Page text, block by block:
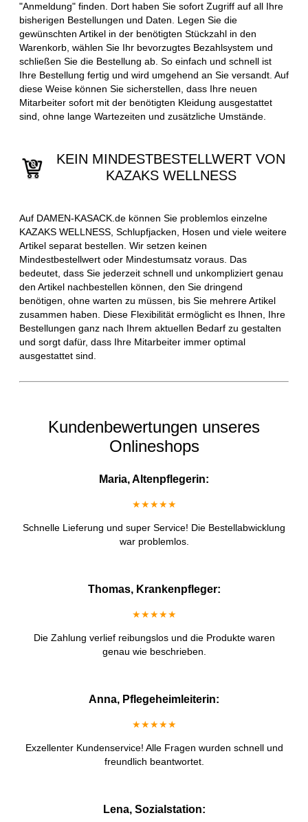
"Anmeldung" finden. Dort haben Sie sofort Zugriff auf all Ihre
bisherigen Bestellungen und Daten. Legen Sie die
gewünschten Artikel in der benötigten Stückzahl in den
Warenkorb, wählen Sie Ihr bevorzugtes Bezahlsystem und
schließen Sie die Bestellung ab. So einfach und schnell ist
Ihre Bestellung fertig und wird umgehend an Sie versandt. Auf
diese Weise können Sie sicherstellen, dass Ihre neuen
Mitarbeiter sofort mit der benötigten Kleidung ausgestattet
sind, ohne lange Wartezeiten und zusätzliche Umstände.
KEIN MINDESTBESTELLWERT VON
KAZAKS WELLNESS
Auf DAMEN-KASACK.de können Sie problemlos einzelne
KAZAKS WELLNESS, Schlupfjacken, Hosen und viele weitere
Artikel separat bestellen. Wir setzen keinen
Mindestbestellwert oder Mindestumsatz voraus. Das
bedeutet, dass Sie jederzeit schnell und unkompliziert genau
den Artikel nachbestellen können, den Sie dringend
benötigen, ohne warten zu müssen, bis Sie mehrere Artikel
zusammen haben. Diese Flexibilität ermöglicht es Ihnen, Ihre
Bestellungen ganz nach Ihrem aktuellen Bedarf zu gestalten
und sorgt dafür, dass Ihre Mitarbeiter immer optimal
ausgestattet sind.
Kundenbewertungen unseres
Onlineshops
Maria, Altenpflegerin:
★★★★★
Schnelle Lieferung und super Service! Die Bestellabwicklung
war problemlos.
Thomas, Krankenpfleger:
★★★★★
Die Zahlung verlief reibungslos und die Produkte waren
genau wie beschrieben.
Anna, Pflegeheimleiterin:
★★★★★
Exzellenter Kundenservice! Alle Fragen wurden schnell und
freundlich beantwortet.
Lena, Sozialstation: